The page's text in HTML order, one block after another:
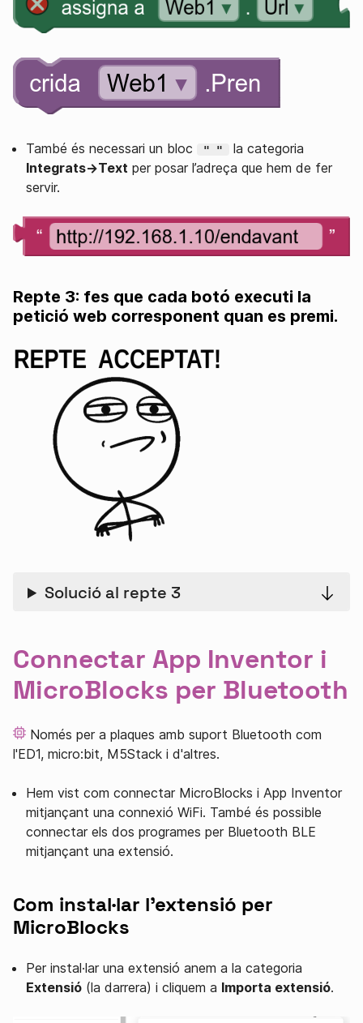
També és necessari un bloc " "
la categoria
Integrats→Text per posar l’adreça que hem de fer
servir.
Repte 3: fes que cada botó executi la
petició web corresponent quan es premi.
Solució al repte 3
Connectar App Inventor i
MicroBlocks per Bluetooth
Només per a plaques amb suport Bluetooth com
l'ED1, micro:bit, M5Stack i d'altres.
Hem vist com connectar MicroBlocks i App Inventor
mitjançant una connexió WiFi. També és possible
connectar els dos programes per Bluetooth BLE
mitjançant una extensió.
Com instal·lar l'extensió per
MicroBlocks
Per instal·lar una extensió anem a la categoria
Extensió (la darrera) i cliquem a Importa extensió.